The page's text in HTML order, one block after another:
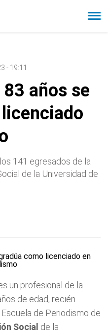
- 19:11
años se
141 egresados de la
de la Universidad de
un profesional de la
de edad, recién
de Periodismo de
Social de la